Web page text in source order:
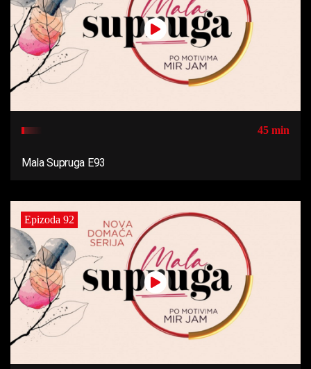
45 min
Mala Supruga E93
Epizoda 92